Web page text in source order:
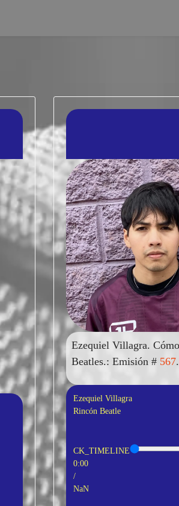
Ezequiel Villagra.
Beatles.: Emisión # 567.
Ezequiel Villagra
Rincón Beatle
CK_TIMELINE
0:00
/
NaN